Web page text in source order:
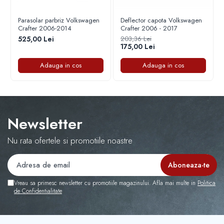
Capace r16 Dacia
Capace r16 Daewo
Capace r16 Ford
Capace r16 Hyundai
Capace r16 Kia
Capace r16 Mercedes-Benz
Capace r16 Mitsubishi
Capace r16 Opel
Capace r16 Peugeot
Capace r16 Seat
Capace r16 SUV 4x4
COD
Parasolar parbriz Volkswagen
Crafter 2006-2014
525,00 Lei
Adauga in cos
Deflector capota Volkswagen
Crafter 2006 - 2017
203,36 Lei
175,00 Lei
Adauga in cos
Newsletter
Nu rata ofertele si promotiile noastre
Vreau sa primesc newsletter cu promotiile magazinului. Afla mai multe in Politica
de Confidentialitate